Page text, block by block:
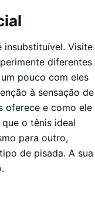
insubstituível. Visite
diferentes
pouco com eles
à sensação de
oferece e como ele
o tênis ideal
para outro,
de pisada. A sua